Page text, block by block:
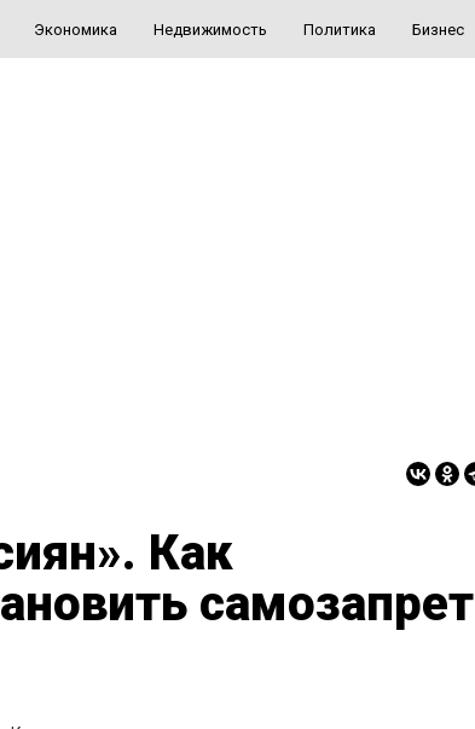
Экономика Недвижимость Политика Бизнес
Как
самозапрет